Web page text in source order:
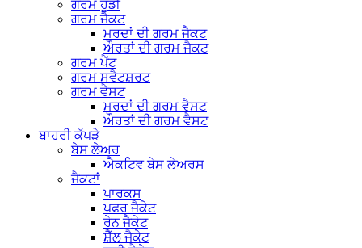
ਗਰਮ ਹੂਡੀ
ਗਰਮ ਜੈਕਟ
ਮਰਦਾਂ ਦੀ ਗਰਮ ਜੈਕਟ
ਔਰਤਾਂ ਦੀ ਗਰਮ ਜੈਕਟ
ਗਰਮ ਪੈਂਟ
ਗਰਮ ਸਵੈਟਸ਼ਰਟ
ਗਰਮ ਵੈਸਟ
ਮਰਦਾਂ ਦੀ ਗਰਮ ਵੈਸਟ
ਔਰਤਾਂ ਦੀ ਗਰਮ ਵੈਸਟ
ਬਾਹਰੀ ਕੱਪੜੇ
ਬੇਸ ਲੇਅਰ
ਐਕਟਿਵ ਬੇਸ ਲੇਅਰਸ
ਜੈਕਟਾਂ
ਪਾਰਕਸ
ਪਫਰ ਜੈਕੇਟ
ਰੇਨ ਜੈਕੇਟ
ਸ਼ੈੱਲ ਜੈਕੇਟ